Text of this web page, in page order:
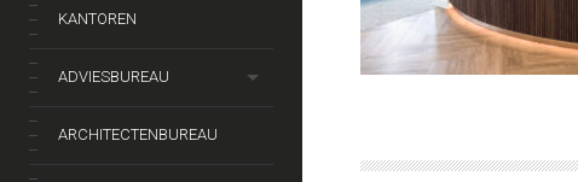
KANTOREN
ADVIESBUREAU
ARCHITECTENBUREAU